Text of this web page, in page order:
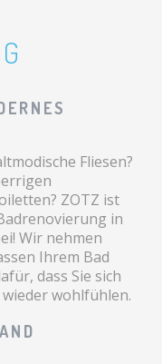
Fliesen?
ZOTZ ist
in
Wir nehmen
Ihrem Bad
dass Sie sich
wohlfühlen.